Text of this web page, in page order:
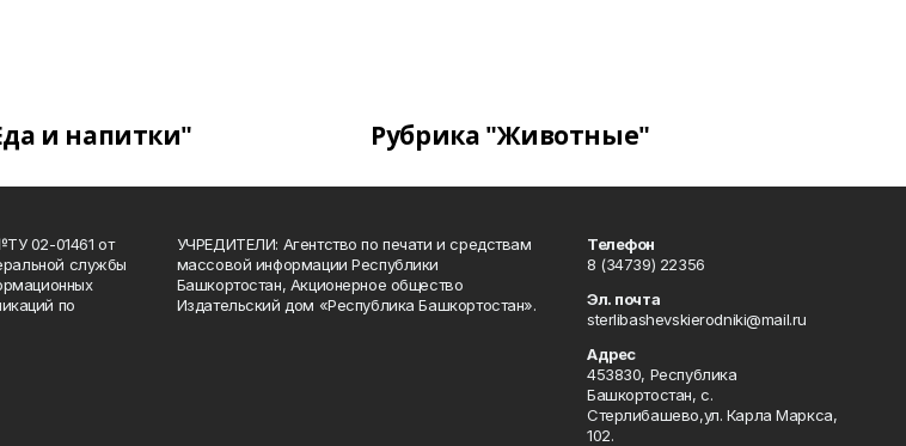
и напитки" Рубрика "Животные"
02-01461 от
службы
по
УЧРЕДИТЕЛИ: Агентство по печати и средствам
массовой информации Республики
Башкортостан, Акционерное общество
Издательский дом «Республика Башкортостан».
Телефон
8 (34739) 22356
Эл. почта
sterlibashevskierodniki@mail.ru
Адрес
453830, Республика
Башкортостан, c.
Стерлибашево,ул. Карла Маркса,
102.